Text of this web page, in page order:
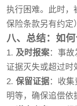
执行困难。此时，
保险条款另有约定
八、总结：如何
1. 及时报案：事
证据灭失或超过时
2.保留证据：收
明等，确保追偿依